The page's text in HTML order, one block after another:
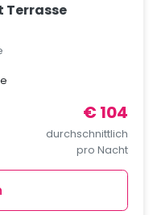
Terrasse
€ 104
durchschnittlich
pro Nacht